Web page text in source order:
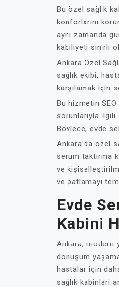
Bu özel sağlık
konforlarını
aynı zamanda
kabiliyeti sınırlı
Ankara Özel
sağlık ekibi,
karşılamak için
Bu hizmetin
sorunlarıyla ilgili
Böylece, evde
Ankara'da özel
serum taktırma
ve
ve patlamayı
Evde
Kabini
Ankara, modern
dönüşüm
hastalar için
sağlık kabinleri